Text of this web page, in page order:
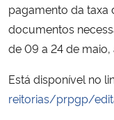
Ministério da Mulher, da
Secretaria de Governo
pagamento da taxa
documentos
de 09 a 24 de maio,
Está disponível no
reitorias/prpgp/